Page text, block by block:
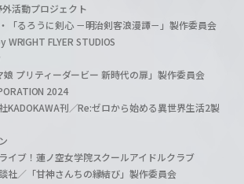
活動プロジェクト
「るろうに剣心 －明治剣客浪漫譚－」製作委員会
FLYER STUDIOS
プリティーダービー 新時代の扉」製作委員会
2024
KADOKAWA刊／Re:ゼロから始める異世界生活2製
イブ！蓮ノ空女学院スクールアイドルクラブ
社／「甘神さんちの縁結び」製作委員会